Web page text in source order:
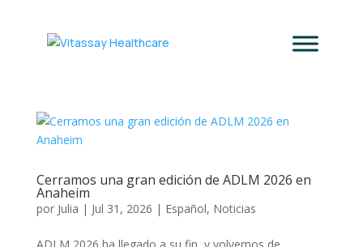
Cerramos una gran edición de ADLM 2026 en
Anaheim
por Julia | Jul 31, 2026 | Español, Noticias